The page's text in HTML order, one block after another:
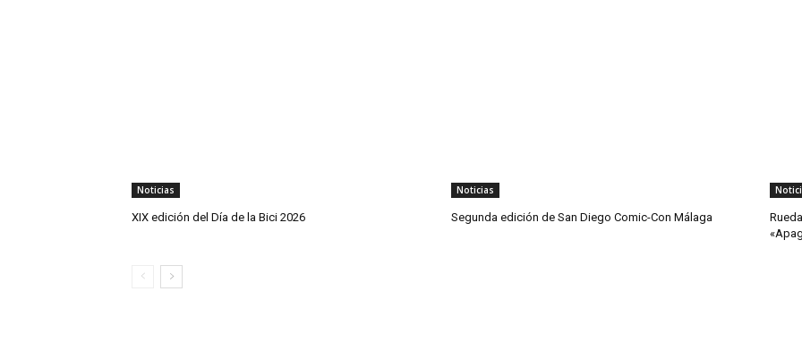
Noticias
XIX edición del Día de la Bici 2026
Noticias
Segunda edición de San Diego Comic-Con Málaga